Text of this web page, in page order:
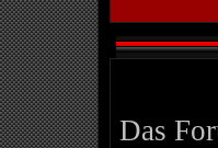
Das